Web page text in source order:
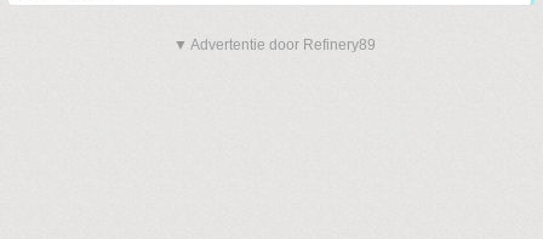
▼ Advertentie door Refinery89